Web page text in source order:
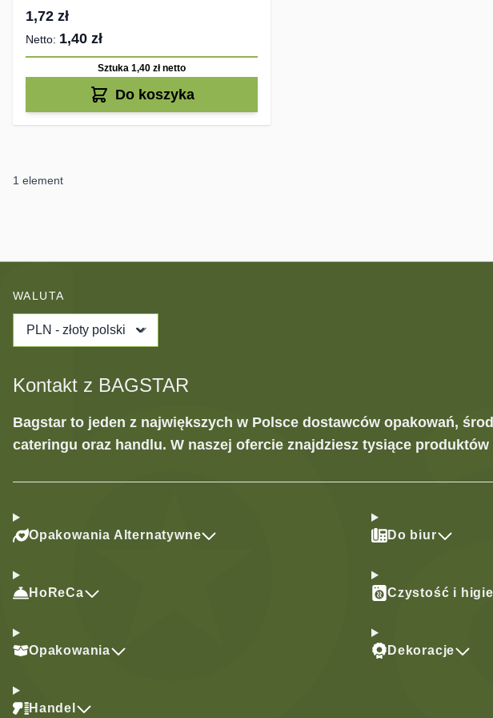
1,72 zł
1,40 zł
Sztuka 1,40 złnetto
Do koszyka
1 element
WALUTA
PLN - złoty polski
Kontakt z BAGSTAR
Bagstar to jeden z największych w Polsce dostawców opakowań,
cateringu oraz handlu. W naszej ofercie znajdziesz tysiące
Opakowania Alternatywne
HoReCa
Opakowania
Handel
Do biur
Czystość i
Dekoracje